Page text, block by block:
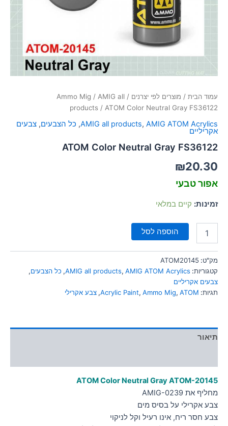
סמן קישורים
האפשרויות
עמוד הבית / מוצרים לפי יצרנים /
Ammo Mig / AMIG all
products / ATOM Color Neutral Gray FS36122
AMIG all products, AMIG ATOM Acrylics
, כל הצבעים, צבעים
אקריליים
ATOM Color Neutral Gray FS36122
₪20.30
אפור טבעי
זמינות: קיים במלאי
הוספה לסל
מק"ט: ATOM20145
קטגוריות:
AMIG all products, AMIG ATOM Acrylics
, כל הצבעים,
צבעים אקריליים
תגיות:
Acrylic Paint, Ammo Mig, ATOM
, צבע אקרילי
תיאור
ATOM Color Neutral GrayATOM-20145
מחליף את AMIG-0239
צבע אקרילי על בסיס מים
צבע חסר ריח, אינו רעיל וקל לניקוי